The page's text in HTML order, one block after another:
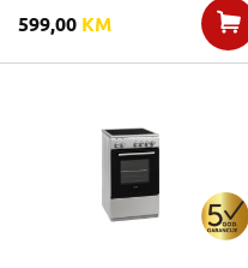
599,00 KM